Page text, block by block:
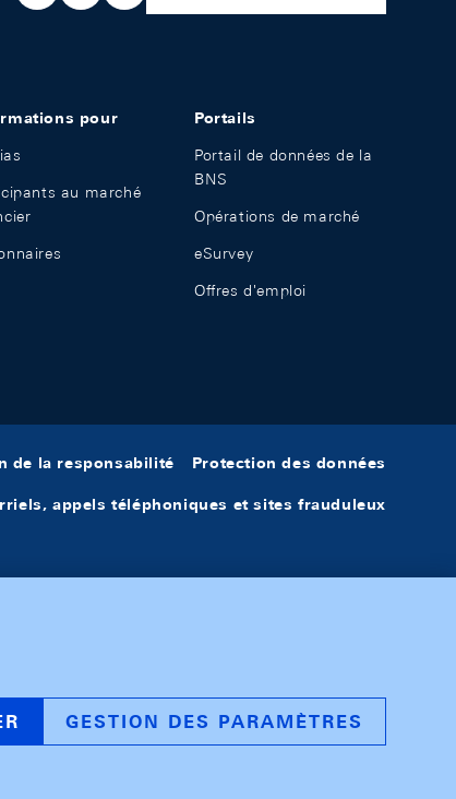
pour
au marché
Portails
Portail de données de la
BNS
Opérations de marché
eSurvey
Offres d'emploi
de la responsabilité Protection des données
appels téléphoniques et sites frauduleux
GESTION DES PARAMÈTRES